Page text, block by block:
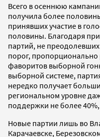
Всего в осеннюю
получила более
принявших участие в
половины. Благодаря
партий, не
порог, пропорционально
фаворитов выборной
выборной системе,
нередко получает
региональном уровне
поддержки не более
Новые партии лишь во
Карачаевске,